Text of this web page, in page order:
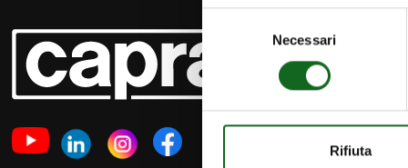
del
consenso
Necessari
Rifiuta
PRODUITS
Pompes
Pompes
eaux usées